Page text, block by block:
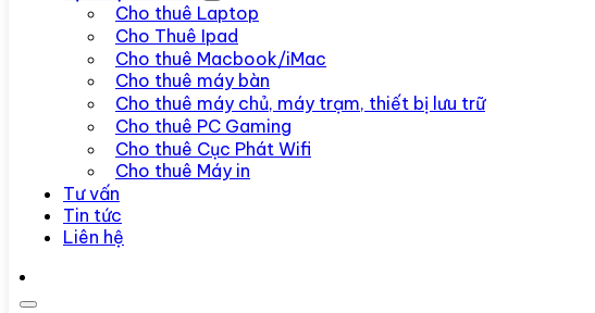
Cho thuê Laptop
Cho Thuê Ipad
Cho thuê Macbook/iMac
Cho thuê máy bàn
Cho thuê máy chủ, máy trạm, thiết bị lưu trữ
Cho thuê PC Gaming
Cho thuê Cục Phát Wifi
Cho thuê Máy in
Tư vấn
Tin tức
Liên hệ